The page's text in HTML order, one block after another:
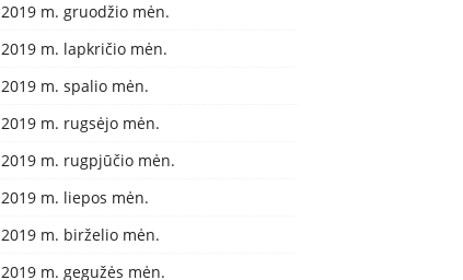
2019 m. gruodžio mėn.
2019 m. lapkričio mėn.
2019 m. spalio mėn.
2019 m. rugsėjo mėn.
2019 m. rugpjūčio mėn.
2019 m. liepos mėn.
2019 m. birželio mėn.
2019 m. gegužės mėn.